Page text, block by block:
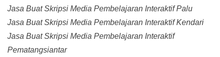
Jasa Buat Skripsi Media Pembelajaran Interaktif Palu
Jasa Buat Skripsi Media Pembelajaran Interaktif Kendari
Jasa Buat Skripsi Media Pembelajaran Interaktif
Pematangsiantar